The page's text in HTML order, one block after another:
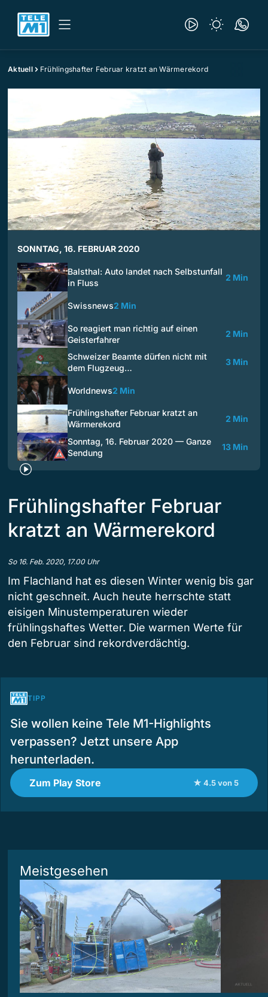
Aktuell Frühlingshafter Februar kratzt an Wärmerekord
SONNTAG, 16. FEBRUAR 2020
Balsthal: Auto landet nach Selbstunfall
in Fluss
2 Min
Swissnews2 Min
So reagiert man richtig auf einen
Geisterfahrer
2 Min
Schweizer Beamte dürfen nicht mit
dem Flugzeug…
3 Min
Worldnews2 Min
Frühlingshafter Februar kratzt an
Wärmerekord
2 Min
Sonntag, 16. Februar 2020 — Ganze
Sendung
13 Min
Frühlingshafter Februar
kratzt an Wärmerekord
So 16. Feb. 2020, 17.00 Uhr
Im Flachland hat es diesen Winter wenig bis gar
nicht geschneit. Auch heute herrschte statt
eisigen Minustemperaturen wieder
frühlingshaftes Wetter. Die warmen Werte für
den Februar sind rekordverdächtig.
TIPP
Sie wollen keine Tele M1-Highlights
verpassen? Jetzt unsere App
herunterladen.
Zum Play Store ★ 4.5 von 5
Meistgesehen